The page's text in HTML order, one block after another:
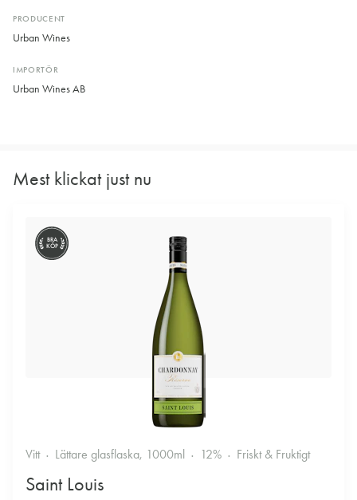
PRODUCENT
Urban Wines
IMPORTÖR
Urban Wines AB
Mest klickat just nu
BRA
KÖP
Vitt Lättare glasflaska, 1000ml 12% Friskt & Fruktigt
Saint Louis